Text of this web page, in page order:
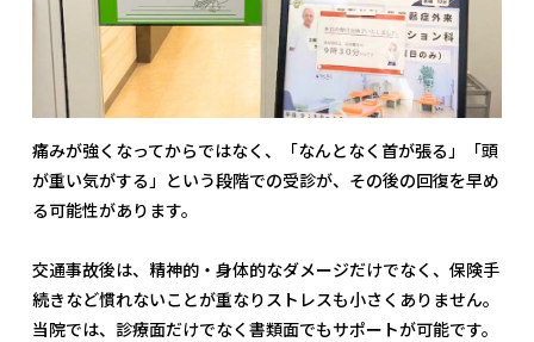
痛みが強くなってからではなく、「なんとなく首が張る」「頭
が重い気がする」という段階での受診が、その後の回復を早め
る可能性があります。
交通事故後は、精神的・身体的なダメージだけでなく、保険手
続きなど慣れないことが重なりストレスも小さくありません。
当院では、診療面だけでなく書類面でもサポートが可能です。